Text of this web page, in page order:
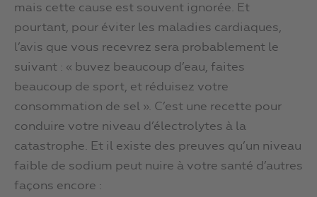
mais cette cause est souvent ignorée. Et
pourtant, pour éviter les maladies cardiaques,
l’avis que vous recevrez sera probablement le
suivant : « buvez beaucoup d’eau, faites
beaucoup de sport, et réduisez votre
consommation de sel ». C’est une recette pour
conduire votre niveau d’électrolytes à la
catastrophe. Et il existe des preuves qu’un niveau
faible de sodium peut nuire à votre santé d’autres
façons encore :